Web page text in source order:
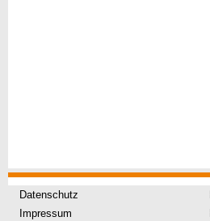
Datenschutz
Impressum